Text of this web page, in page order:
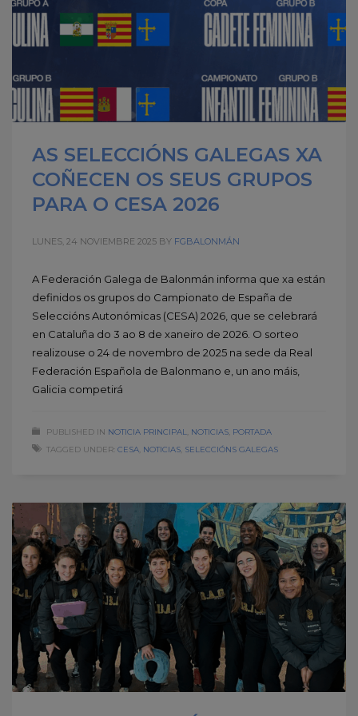
AS SELECCIÓNS GALEGAS XA
COÑECEN OS SEUS GRUPOS
PARA O CESA 2026
LUNES, 24 NOVIEMBRE 2025 BY FGBALONMÁN
A Federación Galega de Balonmán informa que xa están
definidos os grupos do Campionato de España de
Seleccións Autonómicas (CESA) 2026, que se celebrará
en Cataluña do 3 ao 8 de xaneiro de 2026. O sorteo
realizouse o 24 de novembro de 2025 na sede da Real
Federación Española de Balonmano e, un ano máis,
Galicia competirá
PUBLISHED IN NOTICIA PRINCIPAL NOTICIAS PORTADA
TAGGED UNDER: CESA NOTICIAS SELECCIÓNS GALEGAS